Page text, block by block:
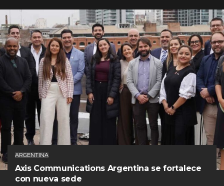
ARGENTINA
Axis Communications Argentina se fortalece
con nueva sede